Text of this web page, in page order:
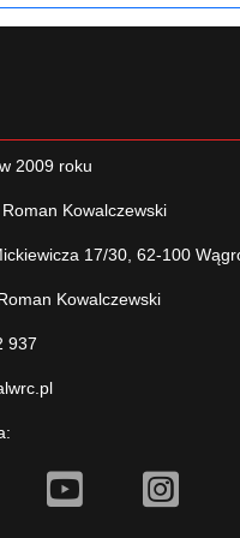
2009 roku
Kowalczewski
17/30, 62-100
Kowalczewski
937